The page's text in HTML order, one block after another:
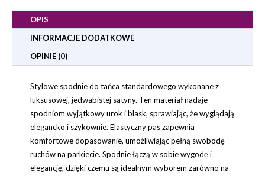
OPIS
INFORMACJE DODATKOWE
OPINIE (0)
Stylowe spodnie do tańca standardowego wykonane z
luksusowej, jedwabistej satyny. Ten materiał nadaje
spodniom wyjątkowy urok i blask, sprawiając, że wyglądają
elegancko i szykownie. Elastyczny pas zapewnia
komfortowe dopasowanie, umożliwiając pełną swobodę
ruchów na parkiecie. Spodnie łączą w sobie wygodę i
elegancję, dzięki czemu są idealnym wyborem zarówno na